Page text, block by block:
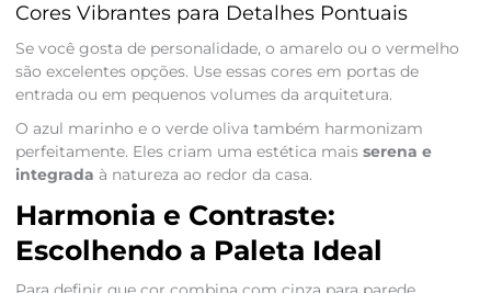
Cores Vibrantes para Detalhes Pontuais
Se você gosta de personalidade, o amarelo ou o vermelho
são excelentes opções. Use essas cores em portas de
entrada ou em pequenos volumes da arquitetura.
O azul marinho e o verde oliva também harmonizam
perfeitamente. Eles criam uma estética mais serena e
integrada à natureza ao redor da casa.
Harmonia e Contraste:
Escolhendo a Paleta Ideal